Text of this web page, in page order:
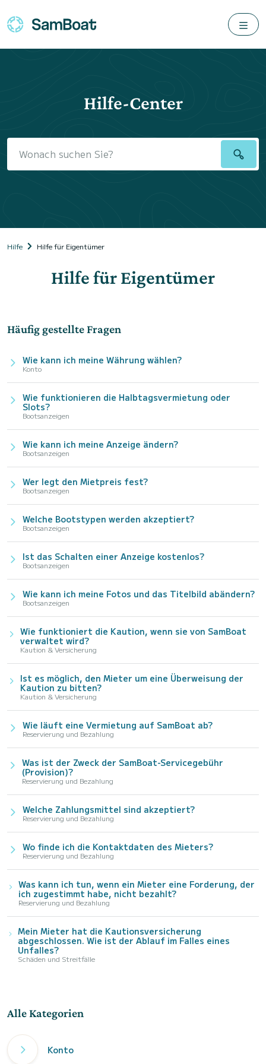
Hilfe-Center
Hilfe Hilfe für Eigentümer
Hilfe für Eigentümer
Häufig gestellte Fragen
Wie kann ich meine Währung wählen?
Konto
Wie funktionieren die Halbtagsvermietung oder
Slots?
Bootsanzeigen
Wie kann ich meine Anzeige ändern?
Bootsanzeigen
Wer legt den Mietpreis fest?
Bootsanzeigen
Welche Bootstypen werden akzeptiert?
Bootsanzeigen
Ist das Schalten einer Anzeige kostenlos?
Bootsanzeigen
Wie kann ich meine Fotos und das Titelbild abändern?
Bootsanzeigen
Wie funktioniert die Kaution, wenn sie von SamBoat
verwaltet wird?
Kaution & Versicherung
Ist es möglich, den Mieter um eine Überweisung der
Kaution zu bitten?
Kaution & Versicherung
Wie läuft eine Vermietung auf SamBoat ab?
Reservierung und Bezahlung
Was ist der Zweck der SamBoat-Servicegebühr
(Provision)?
Reservierung und Bezahlung
Welche Zahlungsmittel sind akzeptiert?
Reservierung und Bezahlung
Wo finde ich die Kontaktdaten des Mieters?
Reservierung und Bezahlung
Was kann ich tun, wenn ein Mieter eine Forderung, der
ich zugestimmt habe, nicht bezahlt?
Reservierung und Bezahlung
Mein Mieter hat die Kautionsversicherung
abgeschlossen. Wie ist der Ablauf im Falles eines
Unfalles?
Schäden und Streitfälle
Alle Kategorien
Konto